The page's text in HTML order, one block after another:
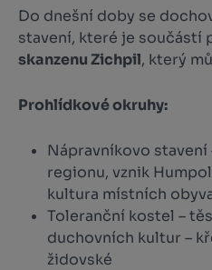
Do dnešní doby se
stavení, které je součástí
skanzenu Zichpil, který
Prohlídkové okruhy:
Nápravníkovo
regionu, vznik
kultura místních
Toleranční kostel –
duchovních kultur –
židovské